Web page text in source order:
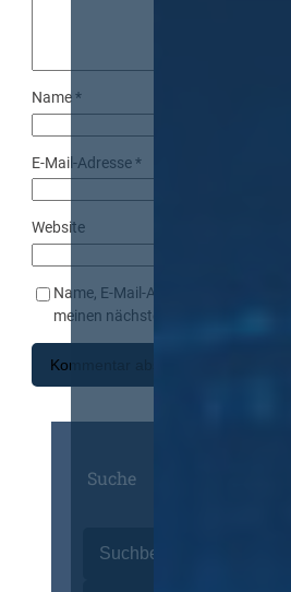
Name*
E-Mail-Adresse*
Website
Name, E-Mail-Adresse und Website
meinen nächsten Kommentar
Suche